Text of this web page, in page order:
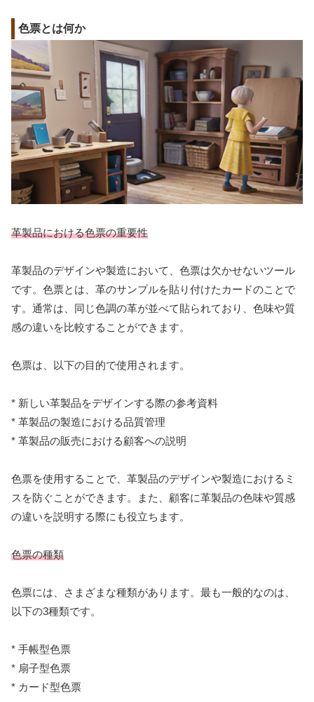
色票とは何か
革製品における色票の重要性
革製品のデザインや製造において、色票は欠かせないツール
です。色票とは、革のサンプルを貼り付けたカードのことで
す。通常は、同じ色調の革が並べて貼られており、色味や質
感の違いを比較することができます。
色票は、以下の目的で使用されます。
* 新しい革製品をデザインする際の参考資料
* 革製品の製造における品質管理
* 革製品の販売における顧客への説明
色票を使用することで、革製品のデザインや製造におけるミ
スを防ぐことができます。また、顧客に革製品の色味や質感
の違いを説明する際にも役立ちます。
色票の種類
色票には、さまざまな種類があります。最も一般的なのは、
以下の3種類です。
* 手帳型色票
* 扇子型色票
* カード型色票